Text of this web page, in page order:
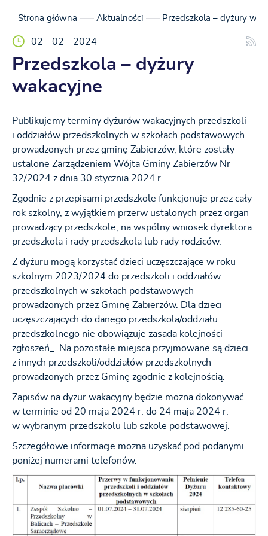
Strona główna Aktualności Przedszkola – dyżury
02 - 02 - 2024
Przedszkola – dyżury
wakacyjne
Publikujemy terminy dyżurów wakacyjnych przedszkoli
i oddziałów przedszkolnych w szkołach podstawowych
prowadzonych przez gminę Zabierzów, które zostały
ustalone Zarządzeniem Wójta Gminy Zabierzów Nr
32/2024 z dnia 30 stycznia 2024 r.
Zgodnie z przepisami przedszkole funkcjonuje przez cały
rok szkolny, z wyjątkiem przerw ustalonych przez organ
prowadzący przedszkole, na wspólny wniosek dyrektora
przedszkola i rady przedszkola lub rady rodziców.
Z dyżuru mogą korzystać dzieci uczęszczające w roku
szkolnym 2023/2024 do przedszkoli i oddziałów
przedszkolnych w szkołach podstawowych
prowadzonych przez Gminę Zabierzów. Dla dzieci
uczęszczających do danego przedszkola/oddziału
przedszkolnego nie obowiązuje zasada kolejności
zgłoszeń_. Na pozostałe miejsca przyjmowane są dzieci
z innych przedszkoli/oddziałów przedszkolnych
prowadzonych przez Gminę zgodnie z kolejnością.
Zapisów na dyżur wakacyjny będzie można dokonywać
w terminie od 20 maja 2024 r. do 24 maja 2024 r.
w wybranym przedszkolu lub szkole podstawowej.
Szczegółowe informacje można uzyskać pod podanymi
poniżej numerami telefonów.